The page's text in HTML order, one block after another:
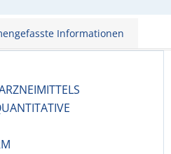
Informationen